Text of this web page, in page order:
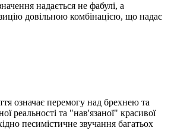
надається не фабулі, а
довільною комбінацією, що надає
означає перемогу над брехнею та
реальності та "нав'язаної" красивої
песимістичне звучання багатьох